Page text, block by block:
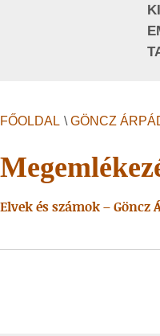
FŐOLDAL \ GÖNCZ
Elvek és számok – Göncz